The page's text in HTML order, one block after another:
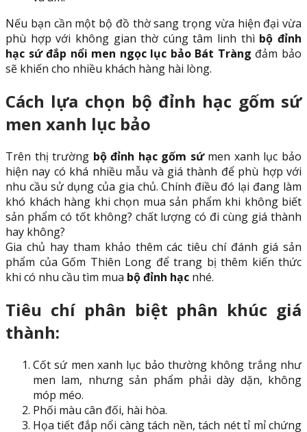
Nếu bạn cần một bộ đồ thờ sang trọng vừa hiện đại vừa
phù hợp với không gian thờ cúng tâm linh thì bộ đỉnh
hạc sứ đắp nổi men ngọc lục bảo Bát Tràng đảm bảo
sẽ khiến cho nhiều khách hàng hài lòng.
Cách lựa chọn bộ đỉnh hạc gốm sứ
men xanh lục bảo
Trên thị trường bộ đỉnh hạc gốm sứmen xanh lục bảo
hiện nay có khá nhiều mẫu và giá thành để phù hợp với
nhu cầu sử dụng của gia chủ. Chính điều đó lại đang làm
khó khách hàng khi chọn mua sản phẩm khi không biết
sản phẩm có tốt không? chất lượng có đi cùng giá thành
hay không?
Gia chủ hay tham khảo thêm các tiêu chí đánh giá sản
phẩm của Gốm Thiên Long để trang bị thêm kiến thức
khi có nhu cầu tìm mua bộ đỉnh hạc nhé.
Tiêu chí phân biệt phân khúc giá
thành:
Cốt sứ men xanh lục bảo thường không trắng như
men lam, nhưng sản phẩm phải dày dặn, không
móp méo.
Phối màu cân đối, hài hòa.
Họa tiết đắp nổi càng tách nền, tách nét tỉ mỉ chứng